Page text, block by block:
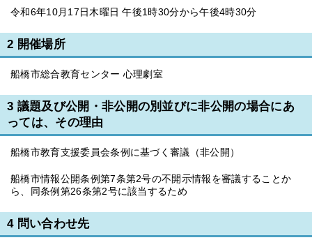
令和6年10月17日木曜日 午後1時30分から午後4時30分
2 開催場所
船橋市総合教育センター 心理劇室
3 議題及び公開・非公開の別並びに非公開の場合にあ
っては、その理由
船橋市教育支援委員会条例に基づく審議（非公開）
船橋市情報公開条例第7条第2号の不開示情報を審議することか
ら、同条例第26条第2号に該当するため
4 問い合わせ先